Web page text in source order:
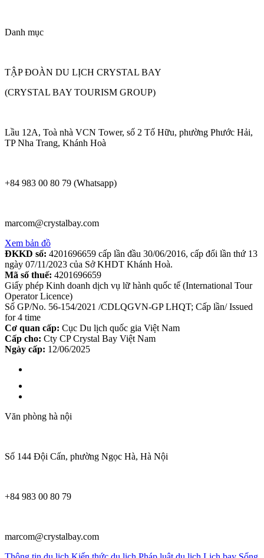
Danh mục
TẬP ĐOÀN DU LỊCH CRYSTAL BAY
(CRYSTAL BAY TOURISM GROUP)
Lầu 12A, Toà nhà VCN Tower, số 2 Tố Hữu, phường Phước Hải,
TP Nha Trang, Khánh Hoà
+84 983 00 80 79 (Whatsapp)
marcom@crystalbay.com
Xem bản đồ
ĐKKD số: 4201696659 cấp lần đầu 30/06/2016, cấp đổi lần thứ 13
ngày 07/11/2023 của Sở KHDT Khánh Hoà.
Mã số thuế: 4201696659
Giấy phép Kinh doanh dịch vụ lữ hành quốc tế (International Tour
Operator Licence)
Số GP/No. 56-154/2021 /CDLQGVN-GP LHQT; Cấp lần/ Issued
for 4 time
Cơ quan cấp: Cục Du lịch quốc gia Việt Nam
Cấp cho: Cty CP Crystal Bay Việt Nam
Ngày cấp: 12/06/2025
Văn phòng hà nội
Số 144 Đội Cấn, phường Ngọc Hà, Hà Nội
+84 983 00 80 79
marcom@crystalbay.com